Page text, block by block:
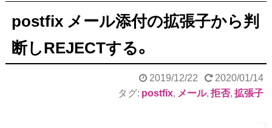
postfix メール添付の拡張子から判
断しREJECTする。
2019/12/22
2020/01/14
タグ: postfix, メール,拒否,拡張子